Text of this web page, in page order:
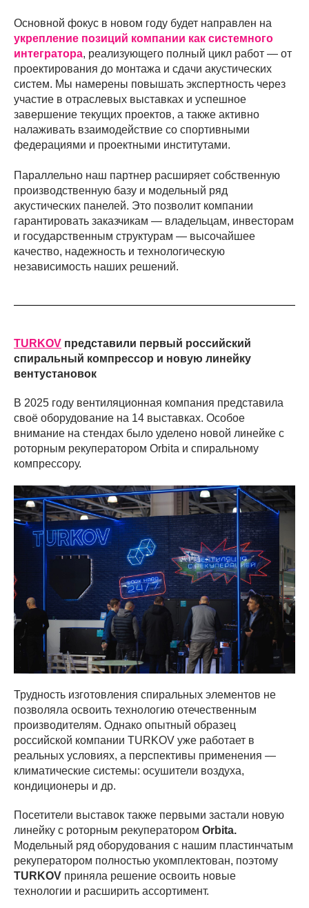
Основной фокус в новом году будет направлен на
укрепление позиций компании как системного
интегратора, реализующего полный цикл работ — от
проектирования до монтажа и сдачи акустических
систем. Мы намерены повышать экспертность через
участие в отраслевых выставках и успешное
завершение текущих проектов, а также активно
налаживать взаимодействие со спортивными
федерациями и проектными институтами.
Параллельно наш партнер расширяет собственную
производственную базу и модельный ряд
акустических панелей. Это позволит компании
гарантировать заказчикам — владельцам, инвесторам
и государственным структурам — высочайшее
качество, надежность и технологическую
независимость наших решений.
TURKOV представили первый российский
спиральный компрессор и новую линейку
вентустановок
В 2025 году вентиляционная компания представила
своё оборудование на 14 выставках. Особое
внимание на стендах было уделено новой линейке с
роторным рекуператором Orbita и спиральному
компрессору.
Трудность изготовления спиральных элементов не
позволяла освоить технологию отечественным
производителям. Однако опытный образец
российской компании TURKOV уже работает в
реальных условиях, а перспективы применения —
климатические системы: осушители воздуха,
кондиционеры и др.
Посетители выставок также первыми застали новую
линейку с роторным рекуператором Orbita.
Модельный ряд оборудования с нашим пластинчатым
рекуператором полностью укомплектован, поэтому
TURKOV приняла решение освоить новые
технологии и расширить ассортимент.